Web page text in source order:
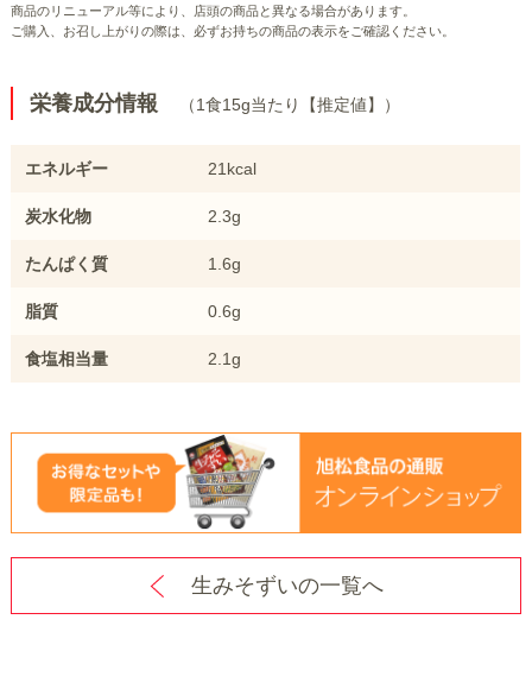
商品のリニューアル等により、店頭の商品と異なる場合があります。
ご購入、お召し上がりの際は、必ずお持ちの商品の表示をご確認ください。
栄養成分情報 （1食15g当たり【推定値】）
エネルギー 21kcal
炭水化物 2.3g
たんぱく質 1.6g
脂質 0.6g
食塩相当量 2.1g
生みそずいの一覧へ